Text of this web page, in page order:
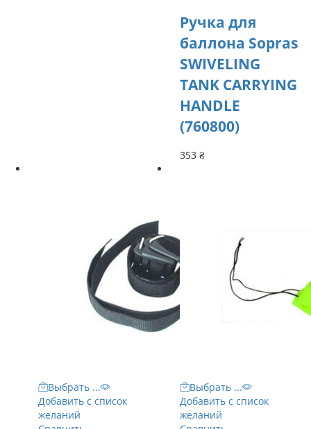
Ручка для
баллона Sopras
SWIVELING
TANK CARRYING
HANDLE
(760800)
353 ₴
Выбрать ...
Добавить с список
желаний
Выбрать ...
Добавить с список
желаний